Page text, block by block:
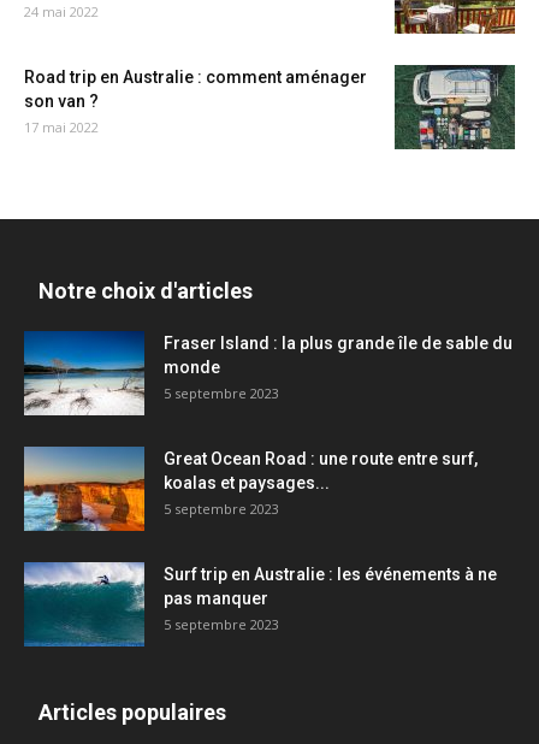
24 mai 2022
Road trip en Australie : comment aménager
son van ?
17 mai 2022
Notre choix d'articles
Fraser Island : la plus grande île de sable du
monde
5 septembre 2023
Great Ocean Road : une route entre surf,
koalas et paysages...
5 septembre 2023
Surf trip en Australie : les événements à ne
pas manquer
5 septembre 2023
Articles populaires